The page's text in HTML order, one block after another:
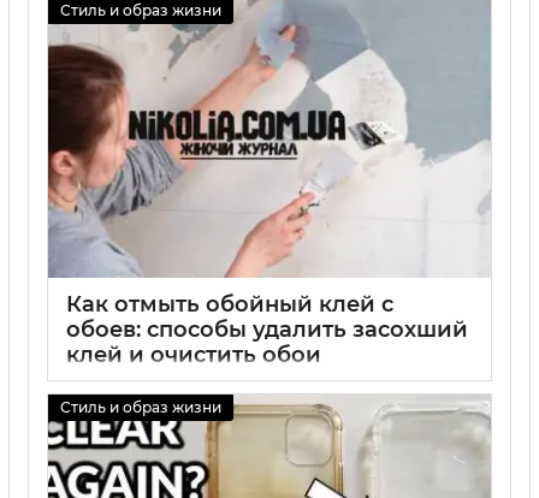
01 09 2025 0
Стиль и образ жизни
Как отмыть обойный клей с
обоев: способы удалить засохший
клей и очистить обои
01 09 2025 0
Стиль и образ жизни